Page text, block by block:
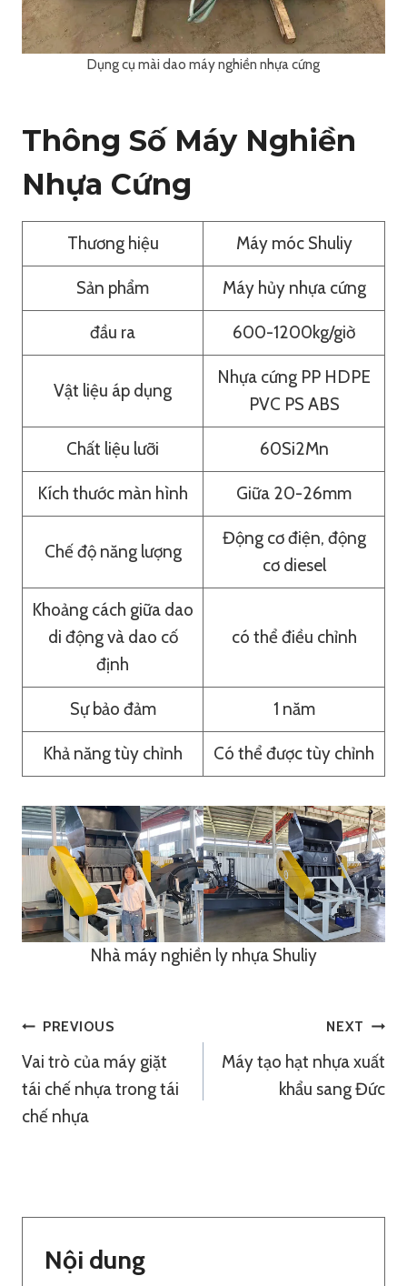
Dụng cụ mài dao máy nghiền nhựa cứng
Thông Số Máy Nghiền
Nhựa Cứng
Thương hiệu Máy móc Shuliy
Sản phẩm Máy hủy nhựa cứng
đầu ra 600-1200kg/giờ
Vật liệu áp dụng
Nhựa cứng PP HDPE
PVC PS ABS
Chất liệu lưỡi 60Si2Mn
Kích thước màn hình Giữa 20-26mm
Chế độ năng lượng
Động cơ điện, động
cơ diesel
Khoảng cách giữa dao
di động và dao cố
định
có thể điều chỉnh
Sự bảo đảm 1 năm
Khả năng tùy chỉnh Có thể được tùy chỉnh
Nhà máy nghiền ly nhựa Shuliy
Điều
Hướng
Bài
PREVIOUS
Vai trò của máy giặt
tái chế nhựa trong tái
chế nhựa
NEXT
Máy tạo hạt nhựa xuất
khẩu sang Đức
Nội dung